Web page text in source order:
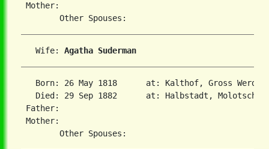
Mother:
   Wife:
Agatha Suderman
Born: 26 May 1818      at: Kalthof, Gross
Died: 29 Sep 1882      at: Halbstadt,
Father:
Mother: